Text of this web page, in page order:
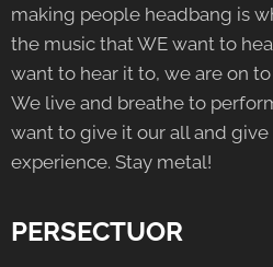
making people headbang is
the music that WE want to
want to hear it to, we are on
We live and breathe to
want to give it our all and
experience. Stay metal!
PERSECTUOR